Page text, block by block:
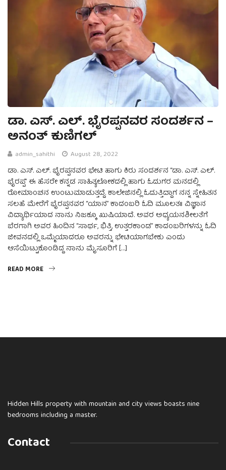
ಡಾ. ಎಸ್. ಎಲ್. ಭೈರಪ್ಪನವರ ಸಂದರ್ಶನ –
ಅನಂತ್ ಕುಣಿಗಲ್
admin_sahithi August 28, 2022
ಡಾ. ಎಸ್. ಎಲ್. ಭೈರಪ್ಪನವರ ಭೇಟಿ ಹಾಗು ಕಿರು ಸಂದರ್ಶನ “ಡಾ. ಎಸ್. ಎಲ್.
ಭೈರಪ್ಪ” ಈ ಹೆಸರೇ ಕನ್ನಡ ಸಾಹಿತ್ಯಲೋಕದಲ್ಲಿ ಹಾಗು ಓದುಗರ ಮನದಲ್ಲಿ
ರೋಮಾಂಚನ ಉಂಟುಮಾಡುತ್ತದ್ದೆ. ಕಾಲೇಜಿನಲ್ಲಿ ಓದುತ್ತಿದ್ದಾಗ ನನ್ನ ಸ್ನೇಹಿತನ
ಸಲಹೆ ಮೇರೆಗೆ ಭೈರಪ್ಪನವರ “ಯಾನ” ಕಾದಂಬರಿ ಓದಿ ಮೂಲತಃ ವಿಜ್ಞಾನ
ವಿದ್ಯಾರ್ಥಿಯಾದ ನಾನು ನಿಜಕ್ಕೂ ಖುಷಿಯಾದೆ. ಅವರ ಅಧ್ಯಯನಶೀಲತೆಗೆ
ಬೆರಗಾಗಿ ಅವರ ಹಿಂದಿನ “ಸಾರ್ಥ, ಭಿತ್ತಿ, ಉತ್ತರಕಾಂಡ” ಕಾದಂಬರಿಗಳನ್ನು ಓದಿ
ಜೀವನದಲ್ಲಿ ಒಮ್ಮೆಯಾದರೂ ಅವರನ್ನು ಭೇಟಿಯಾಗಬೇಕು ಎಂದು
ಆಸೆಯಿಟ್ಟುಕೊಂಡಿದ್ದ ನಾನು ಮೈಸೂರಿಗೆ […]
READ MORE
Hidden Hills property with mountain and city views boasts nine
bedrooms including a master.
Contact